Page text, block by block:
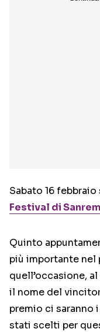
Sabato 16
Festival di
Quinto
più importante nel
quell’occasione,
il nome del
premio ci saranno
stati scelti per